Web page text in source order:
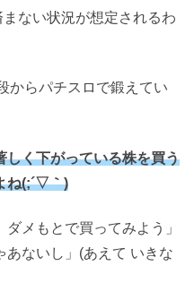
ない状況が想定されるわ
からパチスロで鍛えてい
しく下がっている株を買う
ね(;´▽｀)
ダメもとで買ってみよう」
あないし」(あえて いきな